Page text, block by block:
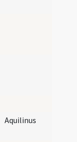
Aquilinus